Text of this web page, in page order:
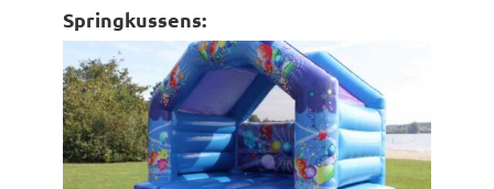
Springkussens: